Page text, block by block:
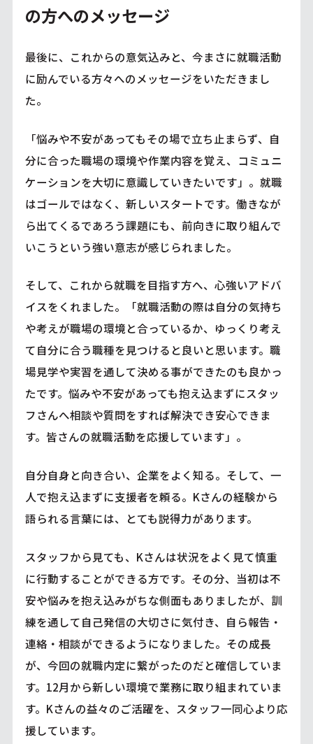
の方へのメッセージ
最後に、これからの意気込みと、今まさに就職活動
に励んでいる方々へのメッセージをいただきまし
た。
「悩みや不安があってもその場で立ち止まらず、自
分に合った職場の環境や作業内容を覚え、コミュニ
ケーションを大切に意識していきたいです」。就職
はゴールではなく、新しいスタートです。働きなが
ら出てくるであろう課題にも、前向きに取り組んで
いこうという強い意志が感じられました。
そして、これから就職を目指す方へ、心強いアドバ
イスをくれました。「就職活動の際は自分の気持ち
や考えが職場の環境と合っているか、ゆっくり考え
て自分に合う職種を見つけると良いと思います。職
場見学や実習を通して決める事ができたのも良かっ
たです。悩みや不安があっても抱え込まずにスタッ
フさんへ相談や質問をすれば解決でき安心できま
す。皆さんの就職活動を応援しています」。
自分自身と向き合い、企業をよく知る。そして、一
人で抱え込まずに支援者を頼る。Kさんの経験から
語られる言葉には、とても説得力があります。
スタッフから見ても、Kさんは状況をよく見て慎重
に行動することができる方です。その分、当初は不
安や悩みを抱え込みがちな側面もありましたが、訓
練を通して自己発信の大切さに気付き、自ら報告・
連絡・相談ができるようになりました。その成長
が、今回の就職内定に繋がったのだと確信していま
す。12月から新しい環境で業務に取り組まれていま
す。Kさんの益々のご活躍を、スタッフ一同心より応
援しています。